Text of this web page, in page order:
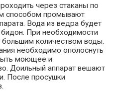
через стаканы по
способом промывают
Вода из ведра будет
бидон. При необходимости
количеством воды.
необходимо ополоснуть
моющее и
Доильный аппарат вешают
После просушки